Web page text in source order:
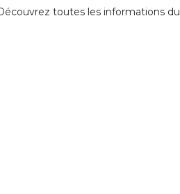
toutes les informations du